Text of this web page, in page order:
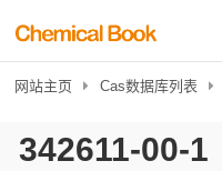
网站主页 Cas数据库列表
342611-00-1